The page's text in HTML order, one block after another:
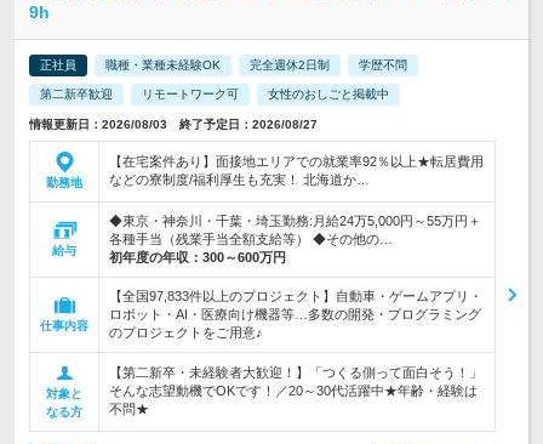
9h
正社員 職種・業種未経験OK 完全週休2日制 学歴不問
第二新卒歓迎 リモートワーク可 女性のおしごと掲載中
情報更新日：2026/08/03 終了予定日：2026/08/27
勤務地
【在宅案件あり】面接地エリアでの就業率92％以上★転居費用
などの寮制度/福利厚生も充実！ 北海道か…
給与
◆東京・神奈川・千葉・埼玉勤務:月給24万5,000円～55万円＋
各種手当（残業手当全額支給等） ◆その他の…
初年度の年収： 300～600万円
仕事内容
【全国97,833件以上のプロジェクト】自動車・ゲームアプリ・
ロボット・AI・医療向け機器等…多数の開発・プログラミング
のプロジェクトをご用意♪
対象と
なる方
【第二新卒・未経験者大歓迎！】「つくる側って面白そう！」
そんな志望動機でOKです！／20～30代活躍中★年齢・経験は
不問★